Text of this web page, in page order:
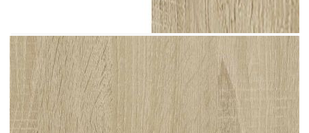
Максимален капацитет на теглото (общо):
Необходим е монтаж
Доставката съдържа:
1 х Шкаф с огледало
1 x Шкаф за мивка